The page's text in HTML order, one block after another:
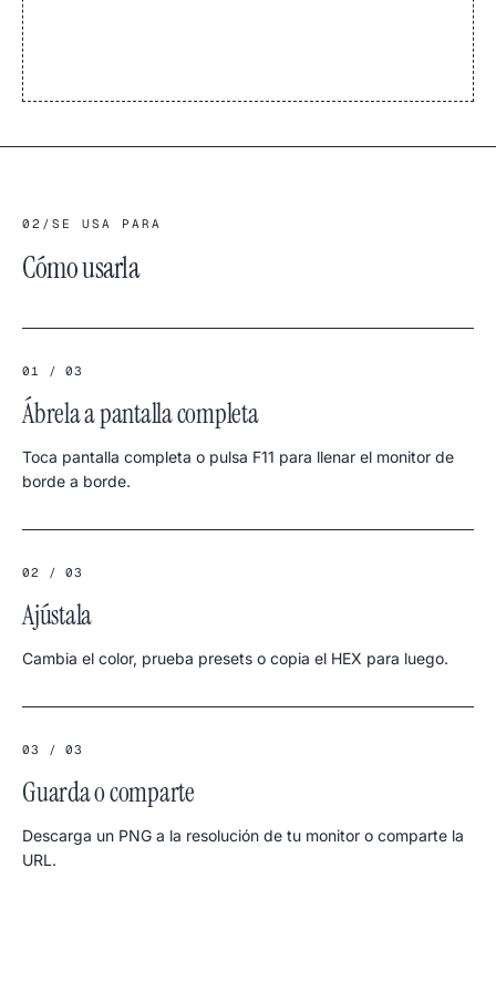
02 / SE USA PARA
Cómo usarla
01 / 03
Ábrela a pantalla completa
Toca pantalla completa o pulsa F11 para llenar el monitor de
borde a borde.
02 / 03
Ajústala
Cambia el color, prueba presets o copia el HEX para luego.
03 / 03
Guarda o comparte
Descarga un PNG a la resolución de tu monitor o comparte la
URL.